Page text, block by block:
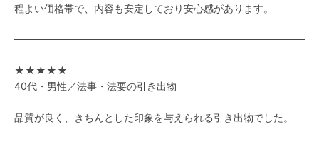
程よい価格帯で、内容も安定しており安心感があります。
★★★★★
40代・男性／法事・法要の引き出物
品質が良く、きちんとした印象を与えられる引き出物でした。